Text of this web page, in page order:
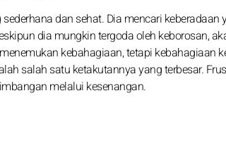
dan sehat. Dia mencari keberadaan
dia mungkin tergoda oleh keborosan,
kebahagiaan, tetapi kebahagiaan
salah satu ketakutannya yang terbesar.
melalui kesenangan.